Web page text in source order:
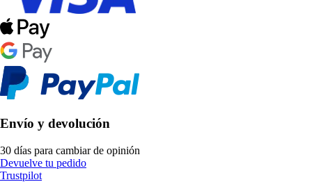
Envío y devolución
30 días para cambiar de opinión
Devuelve tu pedido
Trustpilot